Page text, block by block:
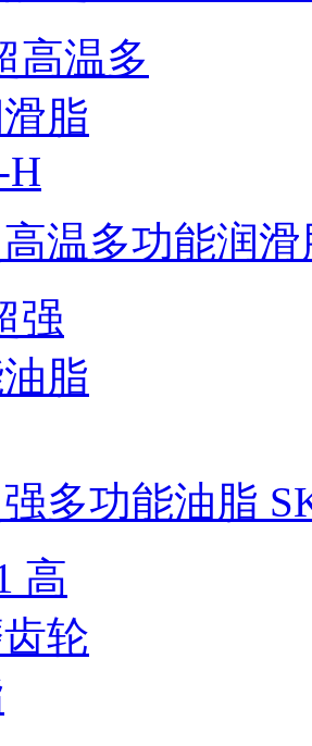
温多功能润滑
多功能油脂